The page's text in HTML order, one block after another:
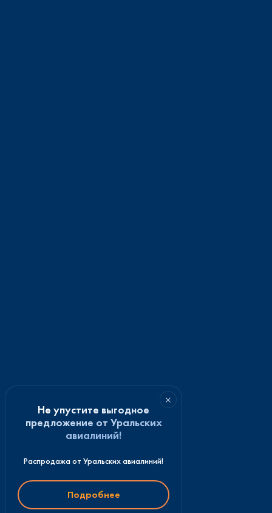
×
Не упустите выгодное
предложение от Уральских
авиалиний!
Распродажа от Уральских авиалиний!
Подробнее